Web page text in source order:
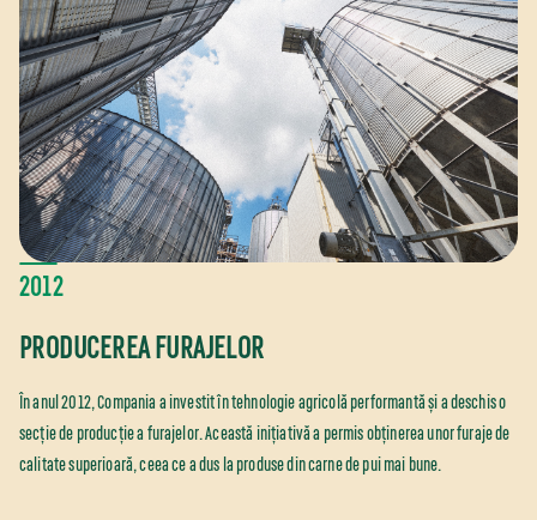
2012
PRODUCEREA FURAJELOR
În anul 2012, Compania a investit în tehnologie agricolă performantă și a deschis o
secție de producție a furajelor. Această inițiativă a permis obținerea unor furaje de
calitate superioară, ceea ce a dus la produse din carne de pui mai bune.